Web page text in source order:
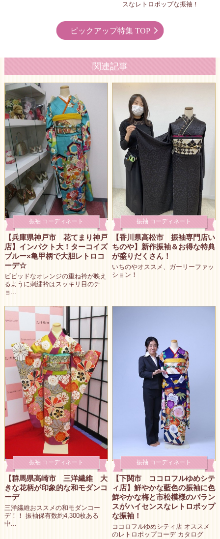
スなレトロポップな振袖！
ピックアップ特集 TOP
関連記事
振袖 コーディネート
【兵庫県神戸市 花てまり神戸
店】インパクト大！ターコイズ
ブルー×亀甲柄で大胆レトロコ
ーデ☆
ビビッドなオレンジの重ね衿が映え
るように刺繍衿はスッキリ目のチ
ョ...
振袖 コーディネート
【香川県高松市 振袖専門店い
ちのや】新作振袖＆お得な特典
が盛りだくさん！
いちのやオススメ、ガーリーファッ
ション！
振袖 コーディネート
【群馬県高崎市 三洋繊維 大
きな花柄が印象的な和モダンコ
ーデ
三洋繊維おススメの和モダンコー
デ！！ 振袖保有数約4,300枚ある
中...
振袖 コーディネート
【下関市 ココロフルゆめシテ
ィ店】鮮やかな藍色の振袖に色
鮮やかな梅と市松模様のバラン
スがハイセンスなレトロポップ
な振袖！
ココロフルゆめシティ店 オススメ
のレトロポップコーデ カタログ